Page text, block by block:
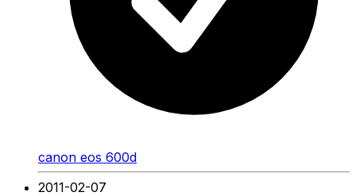
canon eos 600d
2011-02-07